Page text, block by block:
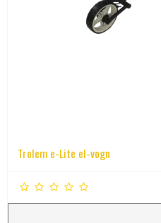
Trolem e-Lite el-vogn